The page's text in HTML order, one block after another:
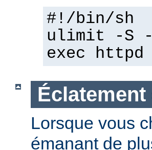
#!/bin/sh
ulimit -S -
exec httpd
Lorsque vous
émanant de